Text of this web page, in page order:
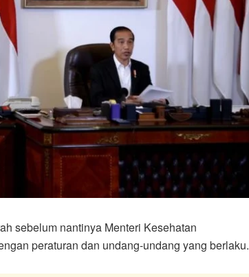
sebelum nantinya Menteri Kesehatan
peraturan dan undang-undang yang berlaku.